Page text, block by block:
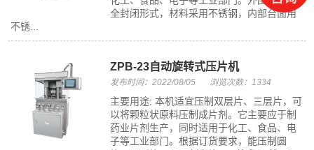
全封闭形式，材料采用不锈钢，内部台面用
不锈...
ZPB-23自动旋转式压片机
发布时间：2022/08/05 浏览次数：1334
主要用途: 本机适宜压制双层片、三层片，可
以将颗粒状原料压制成片剂。它主要应于制
药业片剂生产，同时适用于化工、食品、电
子等工业部门。根据订货要求，能压制圆